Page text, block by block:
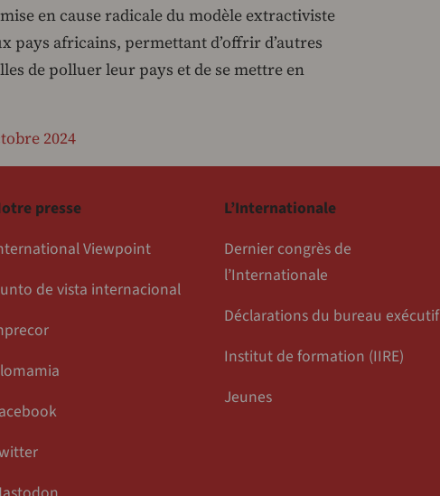
en cause radicale du modèle extractiviste
pays africains, permettant d’offrir d’autres
de polluer leur pays et de se mettre en
2024
presse
Viewpoint
de vista internacional
L’Internationale
Dernier congrès de
l’Internationale
Déclarations du bureau exécutif
Institut de formation (IIRE)
Jeunes